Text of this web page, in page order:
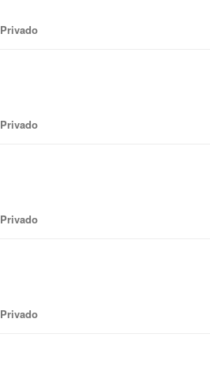
Privado
Privado
Privado
Privado